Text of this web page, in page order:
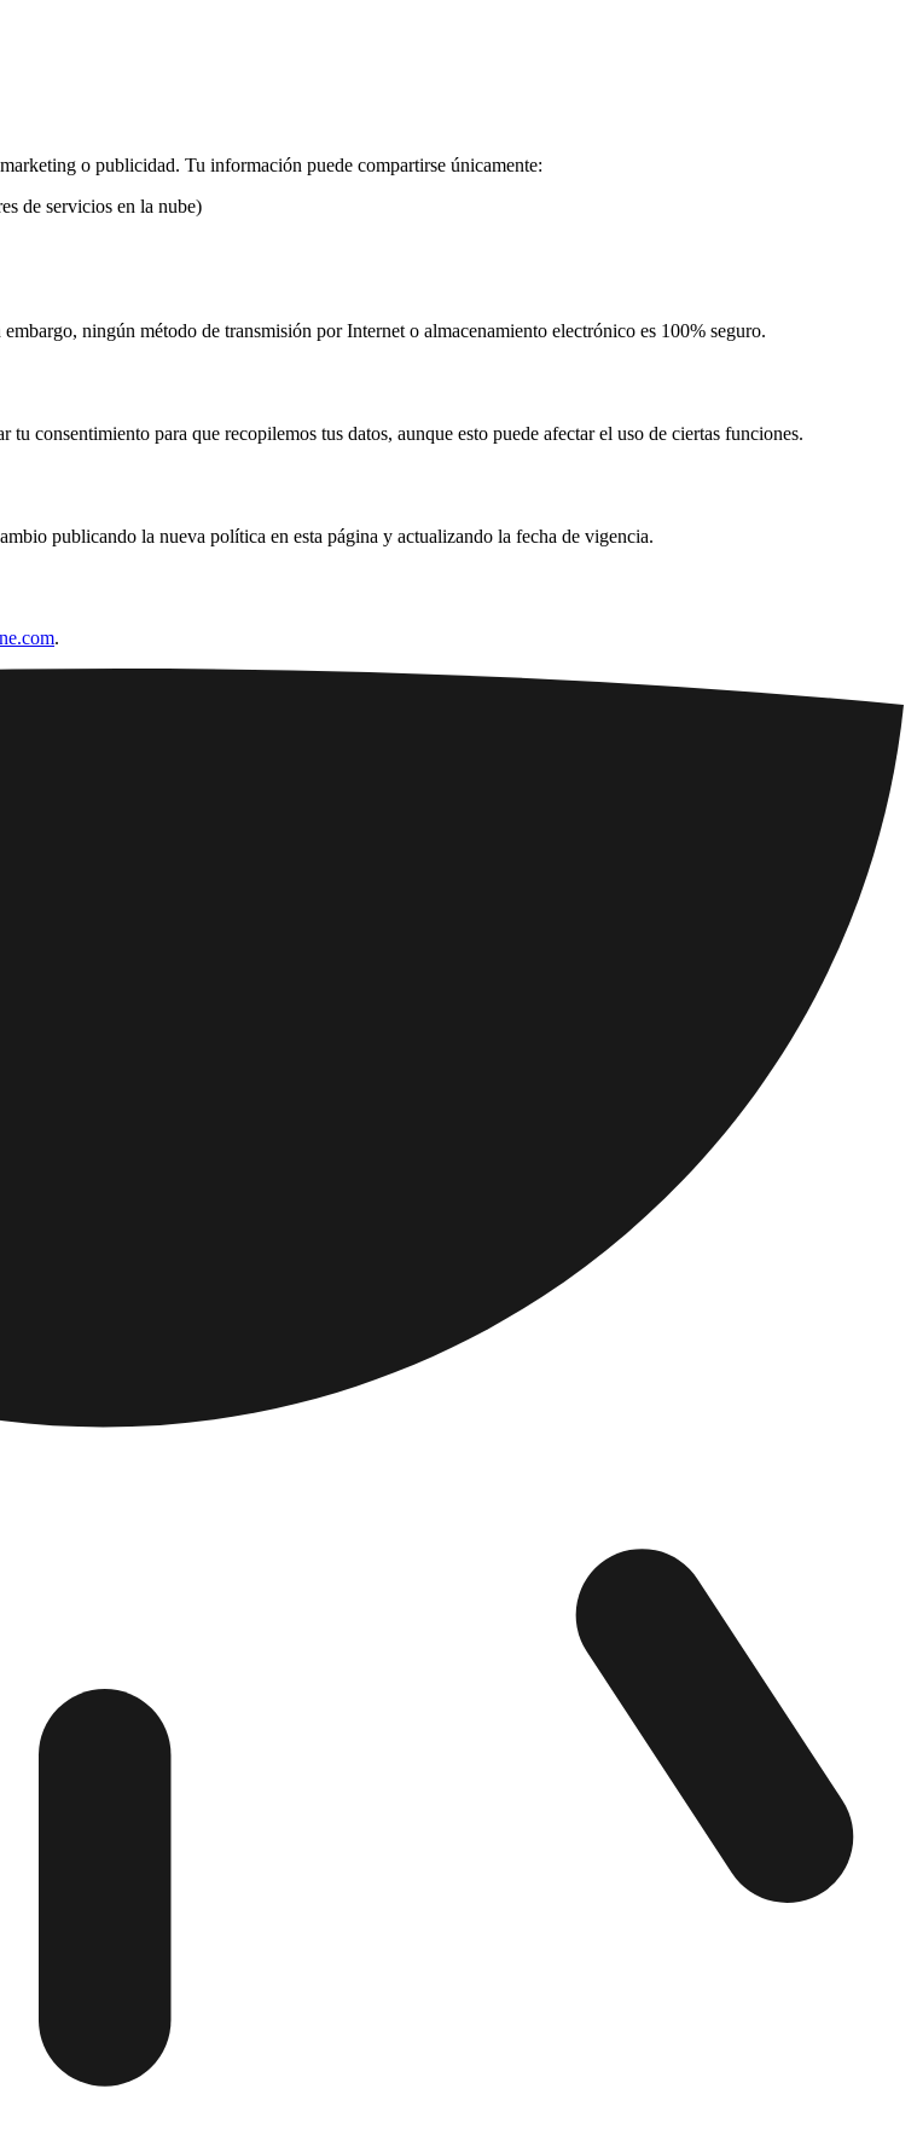
o publicidad. Tu información puede compartirse únicamente:
de servicios en la nube)
ningún método de transmisión por Internet o almacenamiento electrónico es 100% seguro.
consentimiento para que recopilemos tus datos, aunque esto puede afectar el uso de ciertas funciones.
publicando la nueva política en esta página y actualizando la fecha de vigencia.
.